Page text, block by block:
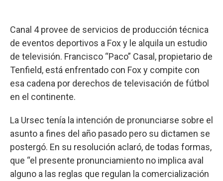
Canal 4 provee de servicios de producción técnica
de eventos deportivos a Fox y le alquila un estudio
de televisión. Francisco “Paco” Casal, propietario de
Tenfield, está enfrentado con Fox y compite con
esa cadena por derechos de televisación de fútbol
en el continente.
La Ursec tenía la intención de pronunciarse sobre el
asunto a fines del año pasado pero su dictamen se
postergó. En su resolución aclaró, de todas formas,
que “el presente pronunciamiento no implica aval
alguno a las reglas que regulan la comercialización